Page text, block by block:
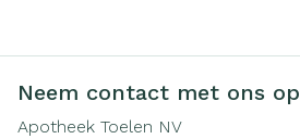
Neem contact met ons op
Apotheek Toelen NV